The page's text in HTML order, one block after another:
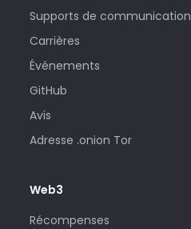
Supports de communication
Carrières
Événements
GitHub
Avis
Adresse .onion Tor
Web3
Récompenses